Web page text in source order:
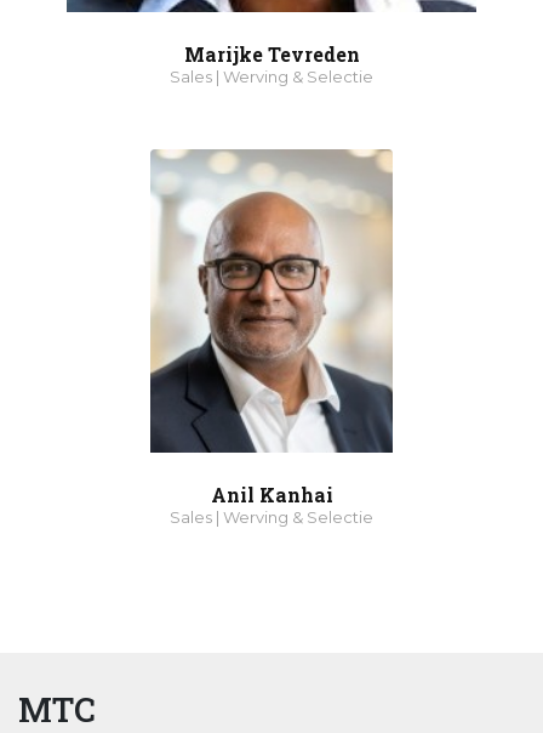
Marijke Tevreden
Sales | Werving & Selectie
Anil Kanhai
Sales | Werving & Selectie
MTC